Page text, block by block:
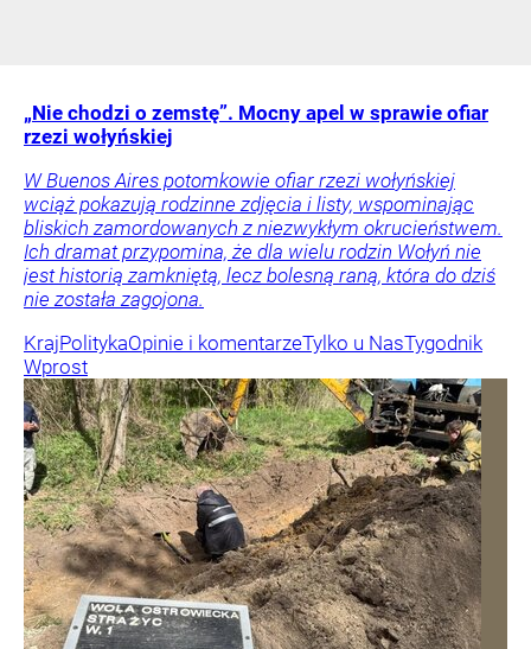
„Nie chodzi o zemstę”. Mocny apel w sprawie ofiar
rzezi wołyńskiej
W Buenos Aires potomkowie ofiar rzezi wołyńskiej
wciąż pokazują rodzinne zdjęcia i listy, wspominając
bliskich zamordowanych z niezwykłym okrucieństwem.
Ich dramat przypomina, że dla wielu rodzin Wołyń nie
jest historią zamkniętą, lecz bolesną raną, która do dziś
nie została zagojona.
KrajPolitykaOpinie i komentarzeTylko u NasTygodnik
Wprost